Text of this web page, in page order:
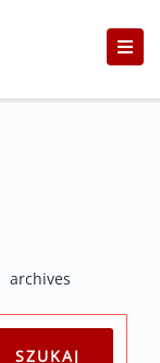
archives